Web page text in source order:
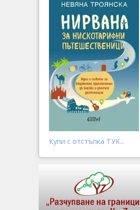
Купи с отстъпка ТУК...